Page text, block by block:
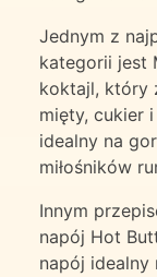
Jednym z
kategorii jest
koktajl, który
mięty, cukier
idealny na
miłośników
Innym
napój Hot
napój idealny